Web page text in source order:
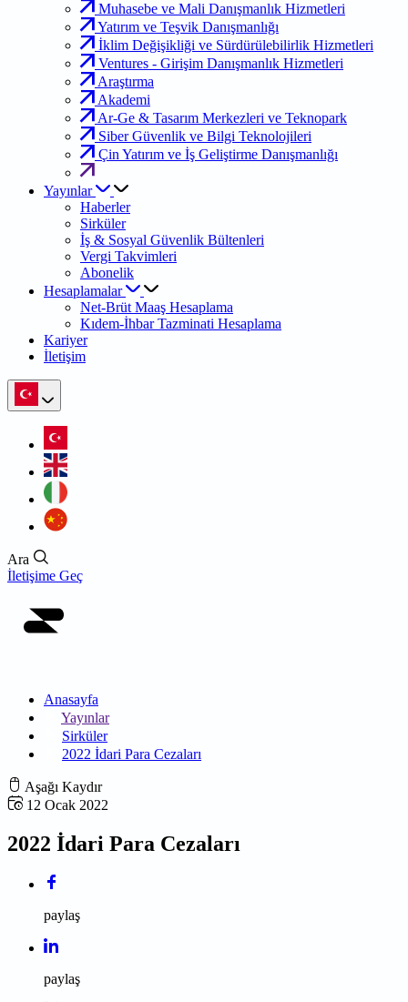
Muhasebe ve Mali Danışmanlık Hizmetleri
Yatırım ve Teşvik Danışmanlığı
İklim Değişikliği ve Sürdürülebilirlik Hizmetleri
Ventures - Girişim Danışmanlık Hizmetleri
Araştırma
Akademi
Ar-Ge & Tasarım Merkezleri ve Teknopark
Siber Güvenlik ve Bilgi Teknolojileri
Çin Yatırım ve İş Geliştirme Danışmanlığı
Yayınlar
Haberler
Sirküler
İş & Sosyal Güvenlik Bültenleri
Vergi Takvimleri
Abonelik
Hesaplamalar
Net-Brüt Maaş Hesaplama
Kıdem-İhbar Tazminati Hesaplama
Kariyer
İletişim
Ara
İletişime Geç
Anasayfa
Yayınlar
Sirküler
2022 İdari Para Cezaları
Aşağı Kaydır
12 Ocak 2022
2022 İdari Para Cezaları
paylaş
paylaş